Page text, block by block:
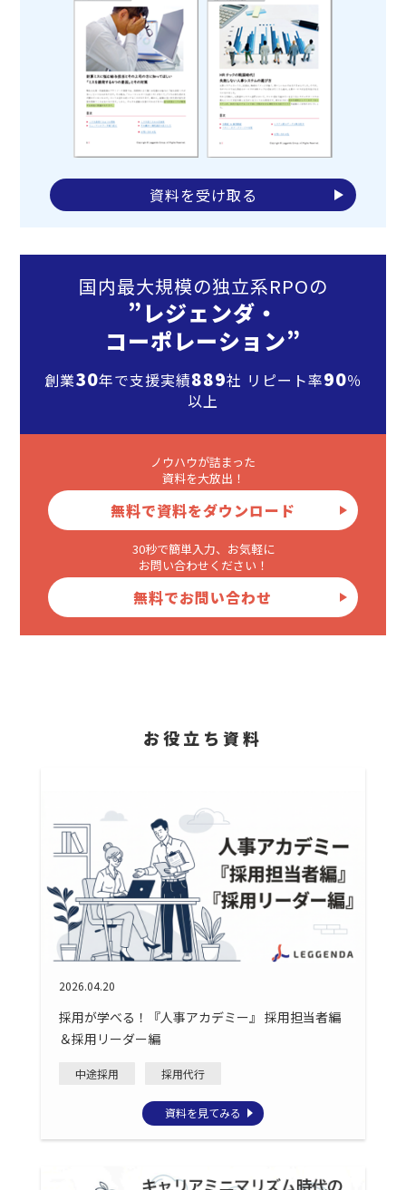
資料を受け取る
国内最大規模の独立系RPOの
”レジェンダ・
コーポレーション”
創業30年で支援実績889社 リピート率90％
以上
ノウハウが詰まった
資料を大放出！
無料で資料をダウンロード
30秒で簡単入力、お気軽に
お問い合わせください！
無料でお問い合わせ
お役立ち資料
2026.04.20
採用が学べる！『人事アカデミー』 採用担当者編
＆採用リーダー編
中途採用 採用代行
資料を見てみる